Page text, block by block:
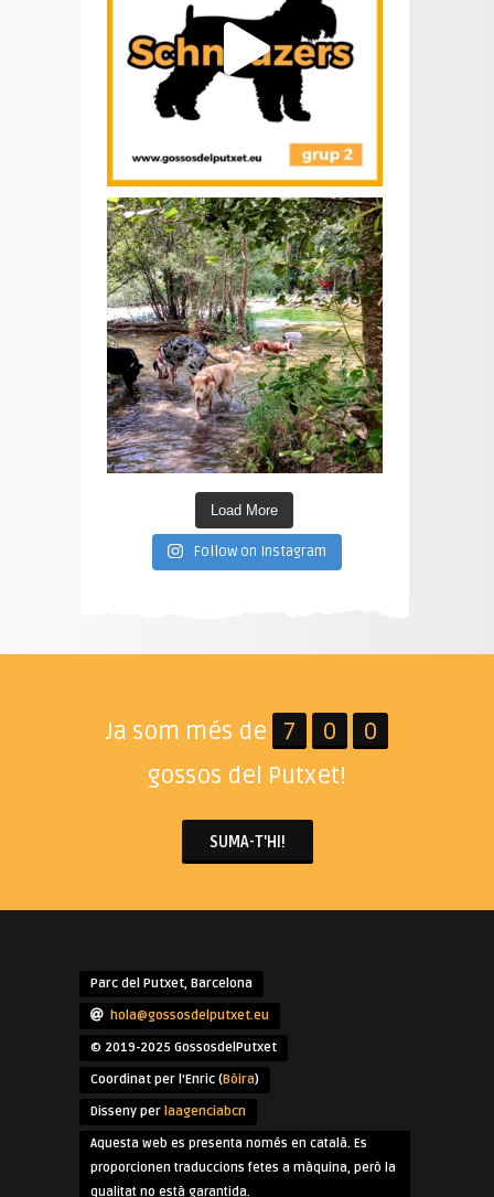
Load More
Follow on Instagram
Ja som més de 7 0
0
gossos del Putxet!
SUMA-T'HI!
Parc del Putxet, Barcelona
hola@gossosdelputxet.eu
© 2019-2025 GossosdelPutxet
Coordinat per l'Enric (Bòira)
Disseny per laagenciabcn
Aquesta web es presenta només en català. Es
proporcionen traduccions fetes a màquina, però la
qualitat no està garantida.